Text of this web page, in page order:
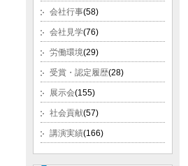
会社行事(58)
会社見学(76)
労働環境(29)
受賞・認定履歴(28)
展示会(155)
社会貢献(57)
講演実績(166)